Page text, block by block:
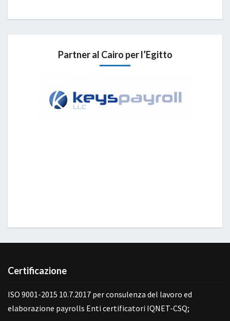
Partner al Cairo per l’Egitto
Certificazione
ISO 9001-2015 10.7.2017 per consulenza del lavoro ed
elaborazione payrolls Enti certificatori IQNET-CSQ;